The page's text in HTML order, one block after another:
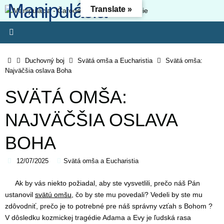
Skip
content
Manipulácia -
Čarodejníctvo -
Oslobodenie
Kresťanský web - Môj ľud hynie, lebo nemá poznania. Pretože si
Zákon svojho Boha si zabudol, aj ja zabudnem na tvojich synov.
(ako) hriech modlárstva. Pretože si pohrdol Pánovým slovom,
HomeDuchovný boj Svätá omša a Eucharistia
Svätá omša:
Najväčšia oslava Boha
SVÄTÁ OMŠA:
NAJVÄČŠIA OSLAVA
BOHA
12/07/2025 Svätá omša a Eucharistia
Ak by vás niekto požiadal, aby ste vysvetlili, prečo náš Pán
ustanovil svätú omšu , čo by ste mu povedali? Vedeli by ste mu
zdôvodniť, prečo je to potrebné pre náš správny vzťah s Bohom ?
V dôsledku kozmickej tragédie Adama a Evy je ľudská rasa
Translate »